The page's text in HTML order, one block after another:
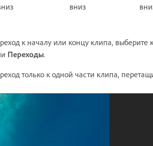
вниз
к началу или концу клипа,
Переходы.
только к одной части клипа,